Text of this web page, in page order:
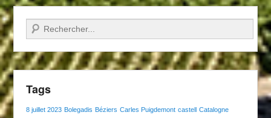
Recherche
Tags
8 juillet 2023 Bolegadis Béziers Carles Puigdemont castell Catalogne